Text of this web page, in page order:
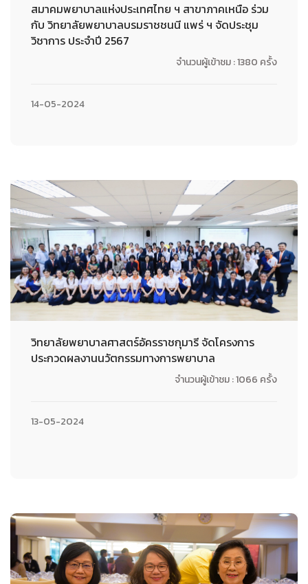
สมาคมพยาบาลแห่งประเทศไทย ฯ สาขาภาคเหนือ ร่วม
กับ วิทยาลัยพยาบาลบรมราชชนนี แพร่ ฯ จัดประชุม
วิชาการ ประจำปี 2567
จำนวนผู้เข้าชม : 1380 ครั้ง
14-05-2024
วิทยาลัยพยาบาลศาสตร์อัครราชกุมารี จัดโครงการ
ประกวดผลงานนวัตกรรมทางการพยาบาล
จำนวนผู้เข้าชม : 1066 ครั้ง
13-05-2024